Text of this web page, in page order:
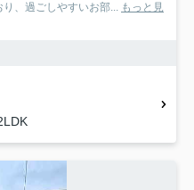
、過ごしやすいお部... もっと見